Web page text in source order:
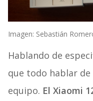
Imagen: Sebastián
Hablando de
que todo hablar
equipo. El Xiaomi